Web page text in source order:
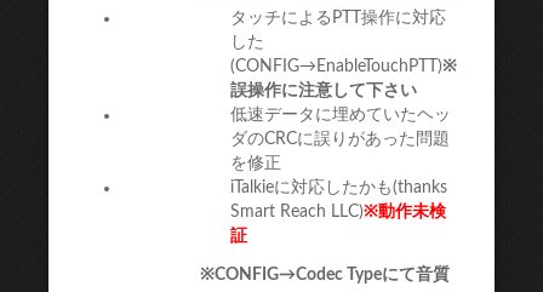
タッチによるPTT操作に対応
した
(CONFIG→EnableTouchPTT)※
誤操作に注意して下さい
低速データに埋めていたヘッ
ダのCRCに誤りがあった問題
を修正
iTalkieに対応したかも(thanks
Smart Reach LLC)※動作未検
証
※CONFIG→Codec Typeにて音質